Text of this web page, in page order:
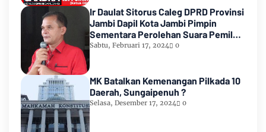
Ir Daulat Sitorus Caleg DPRD Provinsi
Jambi Dapil Kota Jambi Pimpin
Sementara Perolehan Suara Pemilu
2024
Sabtu, Februari 17, 2024 0
MK Batalkan Kemenangan Pilkada 10
Daerah, Sungaipenuh ?
Selasa, Desember 17, 2024 0